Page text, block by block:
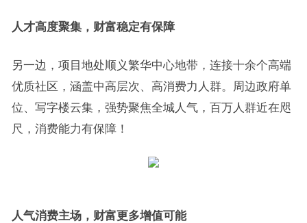
人才高度聚集，财富稳定有保障
另一边，项目地处顺义繁华中心地带，连接十余个高端
优质社区，涵盖中高层次、高消费力人群。周边政府单
位、写字楼云集，强势聚焦全城人气，百万人群近在咫
尺，消费能力有保障！
人气消费主场，财富更多增值可能